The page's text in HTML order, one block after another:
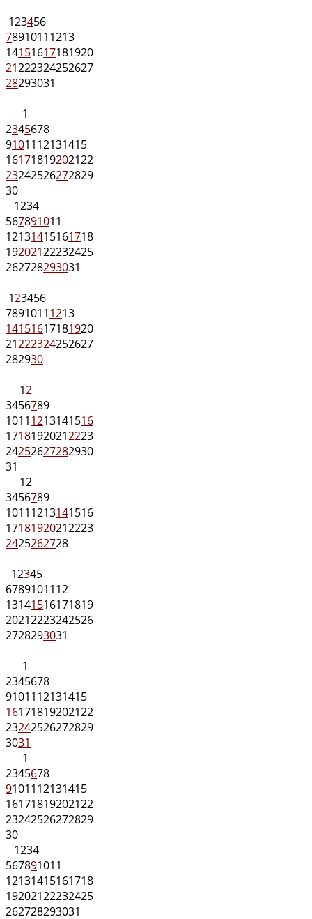
123456
78910111213
14151617181920
21222324252627
28293031
1
2345678
9101112131415
16171819202122
23242526272829
30
1234
567891011
12131415161718
19202122232425
262728293031
123456
78910111213
14151617181920
21222324252627
282930
12
3456789
10111213141516
17181920212223
24252627282930
31
12
3456789
10111213141516
17181920212223
2425262728
12345
6789101112
13141516171819
20212223242526
2728293031
1
2345678
9101112131415
16171819202122
23242526272829
3031
1
2345678
9101112131415
16171819202122
23242526272829
30
1234
567891011
12131415161718
19202122232425
262728293031